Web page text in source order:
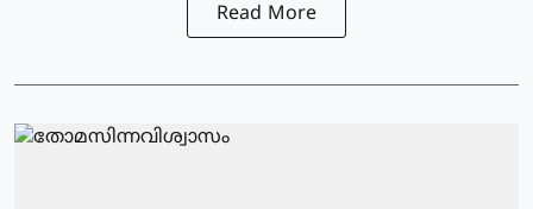
Read More